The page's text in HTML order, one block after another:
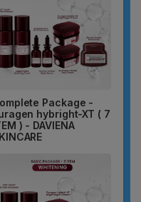
Package -
hybright-XT ( 7
) - DAVIENA